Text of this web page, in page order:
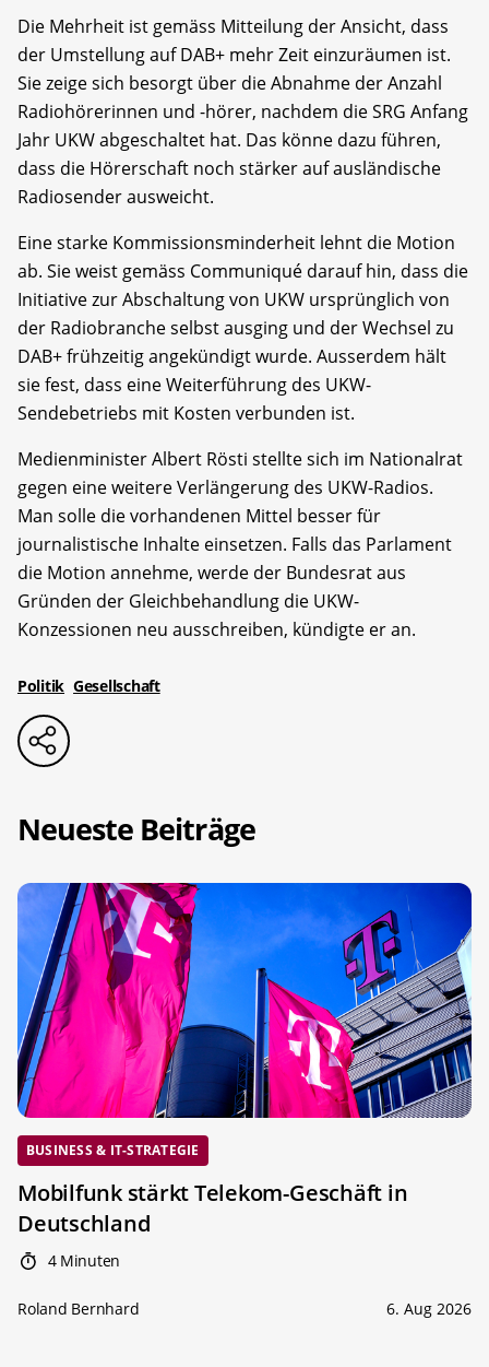
Die Mehrheit ist gemäss Mitteilung der Ansicht, dass
der Umstellung auf DAB+ mehr Zeit einzuräumen ist.
Sie zeige sich besorgt über die Abnahme der Anzahl
Radiohörerinnen und -hörer, nachdem die SRG Anfang
Jahr UKW abgeschaltet hat. Das könne dazu führen,
dass die Hörerschaft noch stärker auf ausländische
Radiosender ausweicht.
Eine starke Kommissionsminderheit lehnt die Motion
ab. Sie weist gemäss Communiqué darauf hin, dass die
Initiative zur Abschaltung von UKW ursprünglich von
der Radiobranche selbst ausging und der Wechsel zu
DAB+ frühzeitig angekündigt wurde. Ausserdem hält
sie fest, dass eine Weiterführung des UKW-
Sendebetriebs mit Kosten verbunden ist.
Medienminister Albert Rösti stellte sich im Nationalrat
gegen eine weitere Verlängerung des UKW-Radios.
Man solle die vorhandenen Mittel besser für
journalistische Inhalte einsetzen. Falls das Parlament
die Motion annehme, werde der Bundesrat aus
Gründen der Gleichbehandlung die UKW-
Konzessionen neu ausschreiben, kündigte er an.
Politik Gesellschaft
Neueste Beiträge
BUSINESS & IT-STRATEGIE
Mobilfunk stärkt Telekom-Geschäft in
Deutschland
4 Minuten
Roland Bernhard 6. Aug 2026